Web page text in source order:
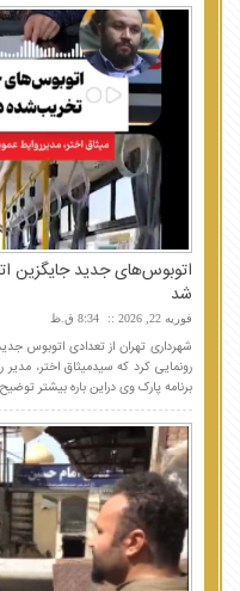
اتوبوس‌های جدید جایگزین
شد
فوریه 22, 2026 8:34 ق.ظ
شهرداری تهران از تعدادی اتوبوس
رونمایی کرد که سیدمیثاق اختر،
برنامه پارک وی دراین باره بیشتر